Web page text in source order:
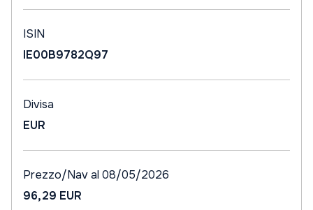
ISIN
IE00B9782Q97
Divisa
EUR
Prezzo/Nav al 08/05/2026
96,29 EUR